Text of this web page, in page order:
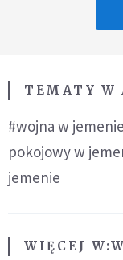
TEMATY W
#wojna w jemenie
pokojowy w
jemenie
WIĘCEJ W: